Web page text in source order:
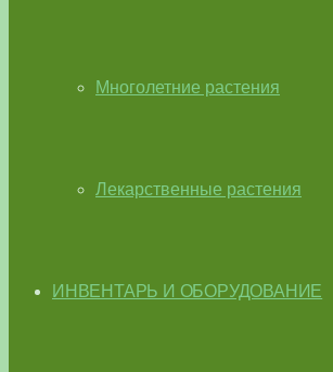
Многолетние растения
Лекарственные растения
ИНВЕНТАРЬ И ОБОРУДОВАНИЕ